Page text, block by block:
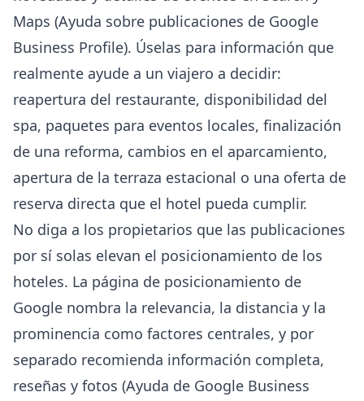
Maps (Ayuda sobre publicaciones de Google
Business Profile). Úselas para información que
realmente ayude a un viajero a decidir:
reapertura del restaurante, disponibilidad del
spa, paquetes para eventos locales, finalización
de una reforma, cambios en el aparcamiento,
apertura de la terraza estacional o una oferta de
reserva directa que el hotel pueda cumplir.
No diga a los propietarios que las publicaciones
por sí solas elevan el posicionamiento de los
hoteles. La página de posicionamiento de
Google nombra la relevancia, la distancia y la
prominencia como factores centrales, y por
separado recomienda información completa,
reseñas y fotos (Ayuda de Google Business